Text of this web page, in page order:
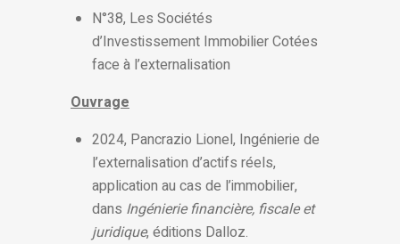
N°38, Les Sociétés
d’Investissement Immobilier Cotées
face à l’externalisation
Ouvrage
2024, Pancrazio Lionel, Ingénierie de
l’externalisation d’actifs réels,
application au cas de l’immobilier,
dans Ingénierie financière, fiscale et
juridique, éditions Dalloz.